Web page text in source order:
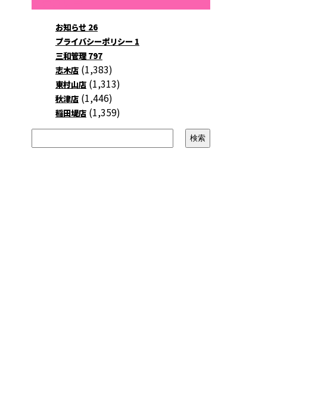
お知らせ 26
プライバシーポリシー 1
三和管理 797
志木店 (1,383)
東村山店 (1,313)
秋津店 (1,446)
稲田堤店 (1,359)